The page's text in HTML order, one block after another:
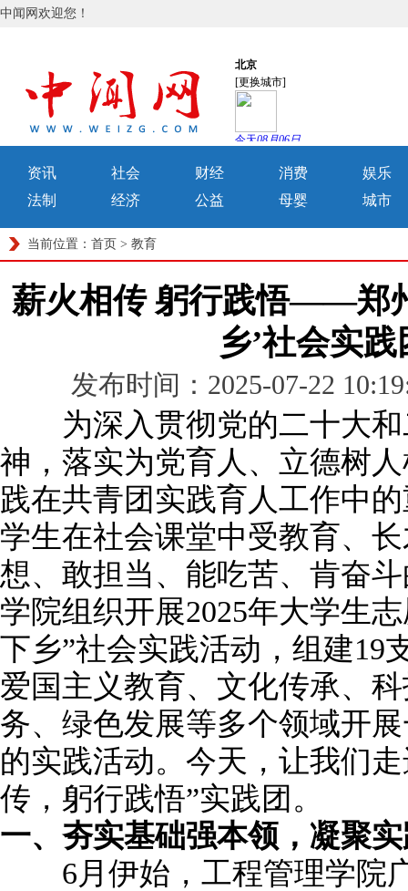
中闻网欢迎您！
资讯 社会 财经 消费
娱乐
法制
经济 公益 母婴 城市
当前位置： 首页 > 教育
薪火相传 躬行践悟——郑
乡’社会实
发布时间：2025-07-22
为深入贯彻党的二十大和
神，落实为党育人、立德树
践在共青团实践育人工作中
学生在社会课堂中受教育、
想、敢担当、能吃苦、肯奋
学院组织开展2025年大学生
下乡”社会实践活动，组建19
爱国主义教育、文化传承、
务、绿色发展等多个领域开
的实践活动。今天，让我们
传，躬行践悟”实践团。
一、夯实基础强本领，凝聚
6月伊始，工程管理学院